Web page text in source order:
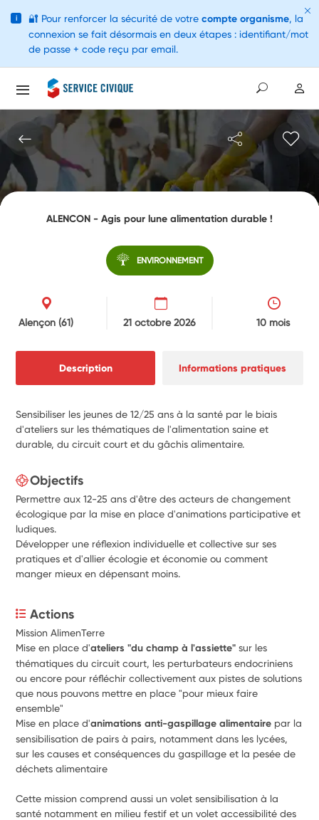
ALENCON - Agis pour lune alimentation durable !
ENVIRONNEMENT
Alençon(61) 21 octobre 2026 10 mois
Description Informations pratiques
Sensibiliser les jeunes de 12/25 ans à la santé par le biais
d'ateliers sur les thématiques de l'alimentation saine et
durable, du circuit court et du gâchis alimentaire.
Objectifs
Permettre aux 12-25 ans d'être des acteurs de changement
écologique par la mise en place d'animations participative et
ludiques.
Développer une réflexion individuelle et collective sur ses
pratiques et d'allier écologie et économie ou comment
manger mieux en dépensant moins.
Actions
Mission AlimenTerre
Mise en place d'ateliers "du champ à l'assiette" sur les
thématiques du circuit court, les perturbateurs endocriniens
ou encore pour réfléchir collectivement aux pistes de solutions
que nous pouvons mettre en place "pour mieux faire
ensemble"
Mise en place d'animations anti-gaspillage alimentaire par la
sensibilisation de pairs à pairs, notamment dans les lycées,
sur les causes et conséquences du gaspillage et la pesée de
déchets alimentaire
Cette mission comprend aussi un volet sensibilisation à la
santé notamment en milieu festif et un volet accessibilité des
i 🔐 Pour renforcer la sécurité de votre compte organisme, la
connexion se fait désormais en deux étapes : identifiant/mot
de passe + code reçu par email.